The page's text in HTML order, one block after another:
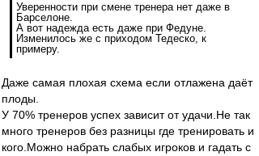
Уверенности при смене тренера нет даже в
Барселоне.
А вот надежда есть даже при Федуне.
Изменилось же с приходом Тедеско, к
примеру.
Даже самая плохая схема если отлажена даёт
плоды.
У 70% тренеров успех зависит от удачи.Не так
много тренеров без разницы где тренировать и
кого.Можно набрать слабых игроков и гадать с